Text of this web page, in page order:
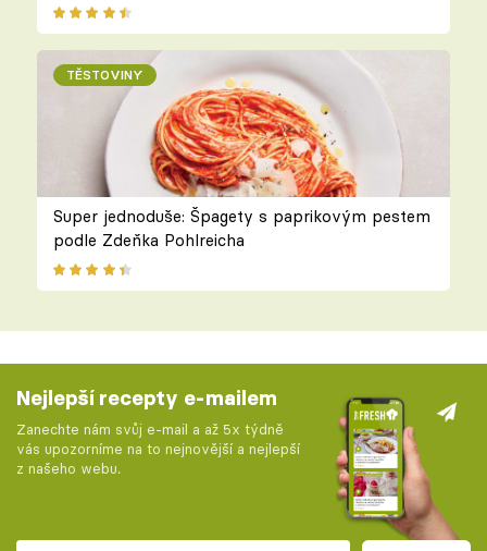
TĚSTOVINY
Super jednoduše: Špagety s paprikovým pestem
podle Zdeňka Pohlreicha
Nejlepší recepty e-mailem
Zanechte nám svůj e-mail a až 5x týdně
vás upozorníme na to nejnovější a nejlepší
z našeho webu.